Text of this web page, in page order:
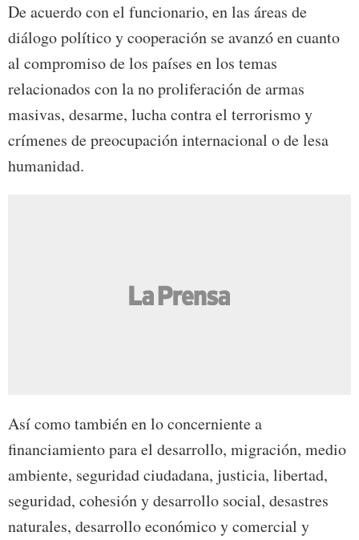
De acuerdo con el funcionario, en las áreas de
diálogo político y cooperación se avanzó en cuanto
al compromiso de los países en los temas
relacionados con la no proliferación de armas
masivas, desarme, lucha contra el terrorismo y
crímenes de preocupación internacional o de lesa
humanidad.
Así como también en lo concerniente a
financiamiento para el desarrollo, migración, medio
ambiente, seguridad ciudadana, justicia, libertad,
seguridad, cohesión y desarrollo social, desastres
naturales, desarrollo económico y comercial y